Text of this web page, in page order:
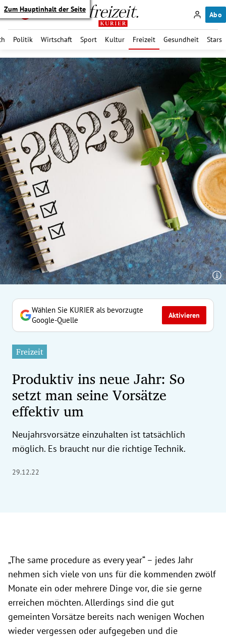
Zum Hauptinhalt der Seite
Abo
Politik Wirtschaft Sport Kultur Freizeit Gesundheit Stars
Untermenü
Untermenü
Untermenü
Untermenü
Untermenü
Untermenü
Untermenü
Untermenü
Untermenü
Untermenü
Wählen Sie KURIER als bevorzugte
Google-Quelle
Aktivieren
Freizeit
Produktiv ins neue Jahr: So
setzt man seine Vorsätze
effektiv um
Neujahrsvorsätze einzuhalten ist tatsächlich
möglich. Es braucht nur die richtige Technik.
29.12.22
„The same procedure as every year“ – jedes Jahr
nehmen sich viele von uns für die kommenden zwölf
Monate ein oder mehrere Dinge vor, die sie gerne
erreichen möchten. Allerdings sind die gut
gemeinten Vorsätze bereits nach wenigen Wochen
wieder vergessen oder aufgegeben und die